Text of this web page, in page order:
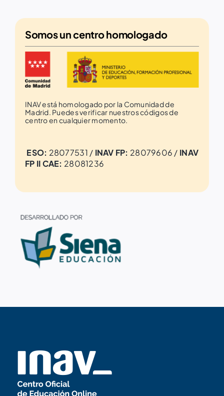
Somos uncentro homologado
INAV está homologado por la Comunidad de
Madrid. Puedes verificar nuestros códigos de
centro en cualquier momento.
ESO: 28077531 / INAV FP: 28079606 / INAV
FP II CAE: 28081236